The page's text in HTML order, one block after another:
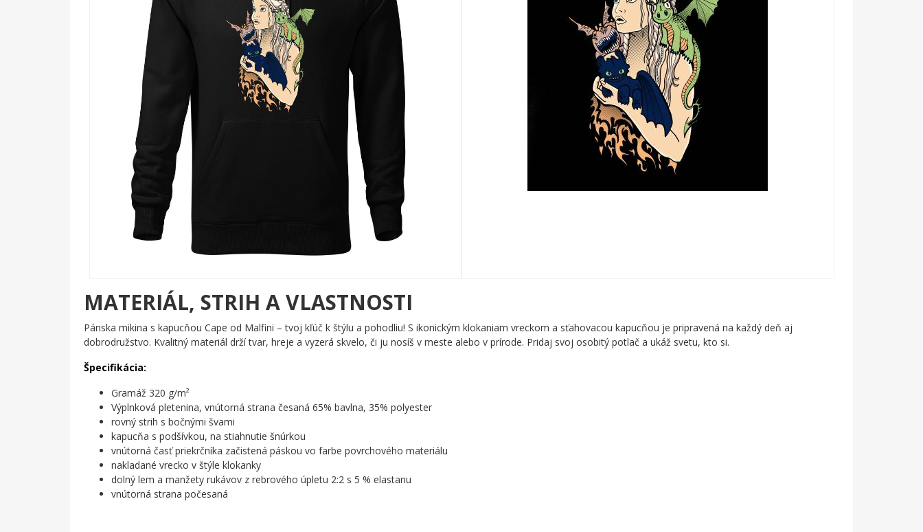
MATERIÁL, STRIH A VLASTNOSTI
Pánska mikina s kapucňou Cape od Malfini – tvoj kľúč k štýlu a pohodliu! S ikonickým klokaniam vreckom a sťahovacou kapucňou je pripravená na každý deň aj
dobrodružstvo. Kvalitný materiál drží tvar, hreje a vyzerá skvelo, či ju nosíš v meste alebo v prírode. Pridaj svoj osobitý potlač a ukáž svetu, kto si.
Špecifikácia:
Gramáž 320 g/m²
Výplnková pletenina, vnútorná strana česaná 65% bavlna, 35% polyester
rovný strih s bočnými švami
kapucňa s podšívkou, na stiahnutie šnúrkou
vnútorná časť priekrčníka začistená páskou vo farbe povrchového materiálu
nakladané vrecko v štýle klokanky
dolný lem a manžety rukávov z rebrového úpletu 2:2 s 5 % elastanu
vnútorná strana počesaná